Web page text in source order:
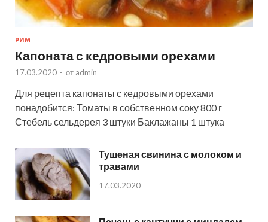
РИМ
Капоната с кедровыми орехами
17.03.2020 - от admin
Для рецепта капонаты с кедровыми орехами
понадобится: Томаты в собственном соку 800 г
Стебель сельдерея 3 штуки Баклажаны 1 штука
Тушеная свинина с молоком и
травами
17.03.2020